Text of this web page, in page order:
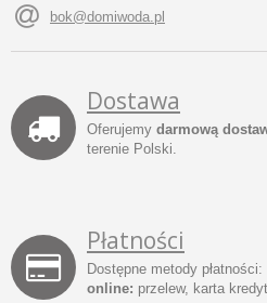
bok@domiwoda.pl
Dostawa
Oferujemy darmową
terenie Polski.
Płatności
Dostępne metody płatności:
online: przelew, karta